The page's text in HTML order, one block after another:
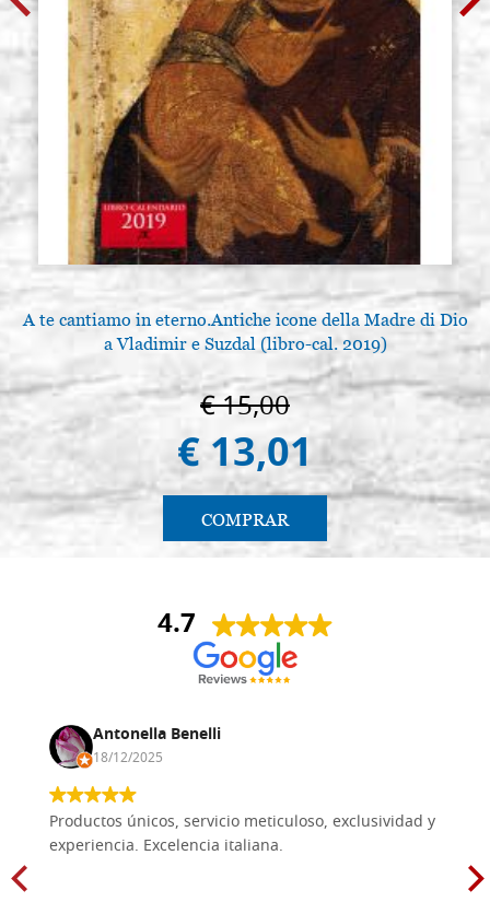
A te cantiamo in eterno.Antiche icone della Madre di Dio
a Vladimir e Suzdal (libro-cal. 2019)
€ 15,00
€ 13,01
COMPRAR
4.7
Antonella Benelli
18/12/2025
Productos únicos, servicio meticuloso, exclusividad y
experiencia. Excelencia italiana.